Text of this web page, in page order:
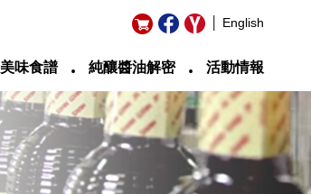
│ English
美味食譜 ‧ 純釀醬油解密 ‧ 活動情報